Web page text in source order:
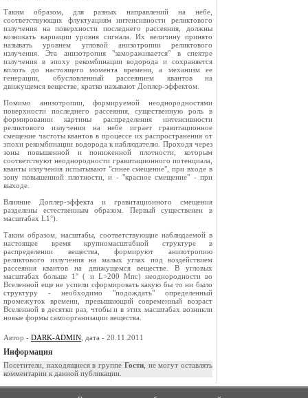
Таким образом, для разных направлений на небе,
соответствующих флуктуациям интенсивности реликтового
излучения на поверхности последнего рассеяния, должны
возникать вариации уровня сигнала. Их величину принято
называть уровнем угловой анизотропии реликтового
излучения. Эта анизотропия "замораживается" в спектре
излучения в эпоху рекомбинации водорода и сохраняется
вплоть до настоящего момента времени, а механизм ее
генерации, обусловленный рассеянием квантов на
движущемся веществе, кратко называют Доплер-эффектом.
Помимо анизотропии, формируемой неоднородностями
поверхности последнего рассеяния, существенную роль в
формировании картины распределения интенсивности
реликтового излучения на небе играет гравитационное
смещение частоты квантов в процессе их распространения от
эпохи рекомбинации водорода к наблюдателю. Проходя через
зоны повышенной и пониженной плотности, которым
соответствуют неоднородности гравитационного потенциала,
кванты излучения испытывают "синее смещение", при входе в
зону повышенной плотности, и - "красное смещение" - при
выходе.
Влияние Доплер-эффекта и гравитационного смещения
разделены естественным образом. Первый существенен в
масштабах L1°).
Таким образом, масштабы, соответствующие наблюдаемой в
настоящее время крупномасштабной структуре в
распределении вещества, формируют анизотропию
реликтового излучения на малых углах под воздействием
рассеяния квантов на движущемся веществе. В угловых
масштабах больше 1° ( и L>200 Мпс) неоднородности во
Вселенной еще не успели сформировать какую бы то ни было
структуру - необходимо "подождать" определенный
промежуток времени, превышающий современный возраст
Вселенной в десятки раз, чтобы и в этих масштабах возникли
новые формы самоорганизации вещества.
Автор - DARK-ADMIN , дата - 20.11.2011
Информация
Посетители, находящиеся в группе Гости, не могут оставлять
комментарии к данной публикации.